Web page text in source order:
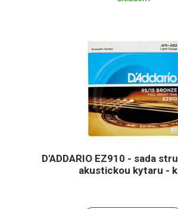
D'ADDARIO EZ910 - sada
akustickou kytaru -